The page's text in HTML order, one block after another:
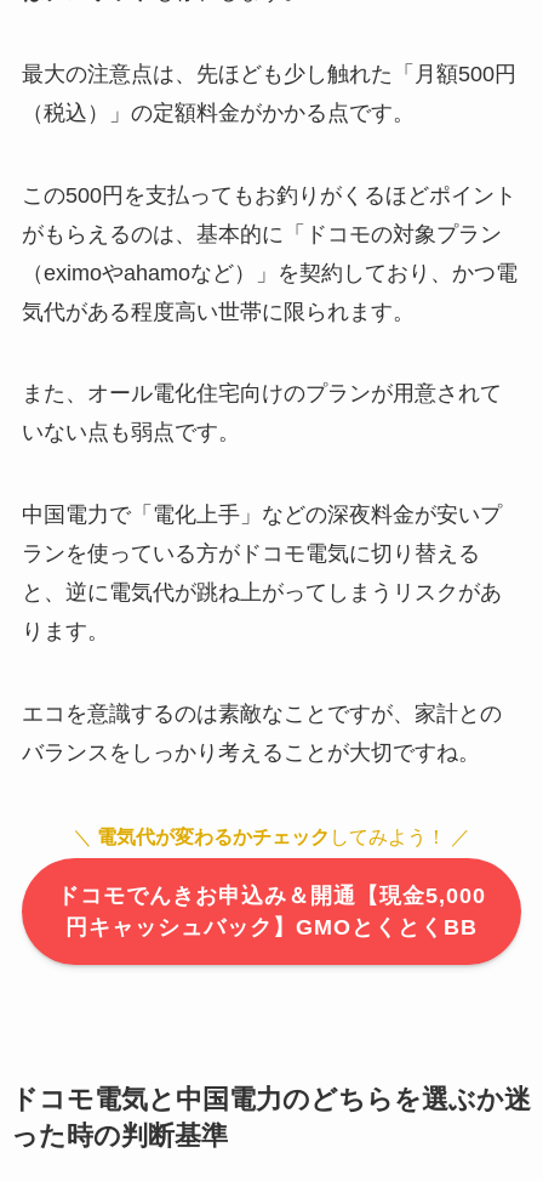
最大の注意点は、先ほども少し触れた「月額500円
（税込）」の定額料金がかかる点です。
この500円を支払ってもお釣りがくるほどポイント
がもらえるのは、基本的に「ドコモの対象プラン
（eximoやahamoなど）」を契約しており、かつ電
気代がある程度高い世帯に限られます。
また、オール電化住宅向けのプランが用意されて
いない点も弱点です。
中国電力で「電化上手」などの深夜料金が安いプ
ランを使っている方がドコモ電気に切り替える
と、逆に電気代が跳ね上がってしまうリスクがあ
ります。
エコを意識するのは素敵なことですが、家計との
バランスをしっかり考えることが大切ですね。
＼ 電気代が変わるかチェック してみよう！ ／
ドコモでんきお申込み＆開通【現金5,000
円キャッシュバック】GMOとくとくBB
ドコモ電気と中国電力のどちらを選ぶか迷
った時の判断基準